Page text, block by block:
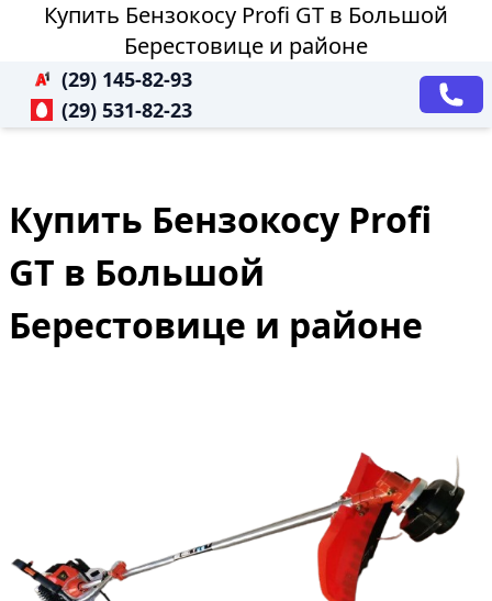
Купить Бензокосу Profi GT в Большой
Берестовице и районе
(29) 145-82-93
(29) 531-82-23
Купить Бензокосу Profi
GT в Большой
Берестовице и районе